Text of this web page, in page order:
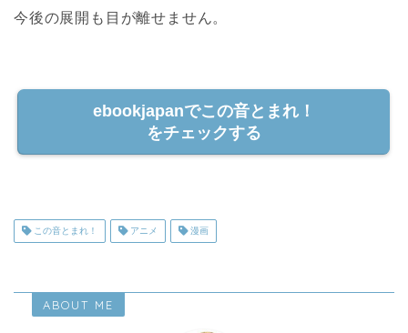
今後の展開も目が離せません。
ebookjapanでこの音とまれ！
をチェックする
この音とまれ！ アニメ 漫画
ABOUT ME